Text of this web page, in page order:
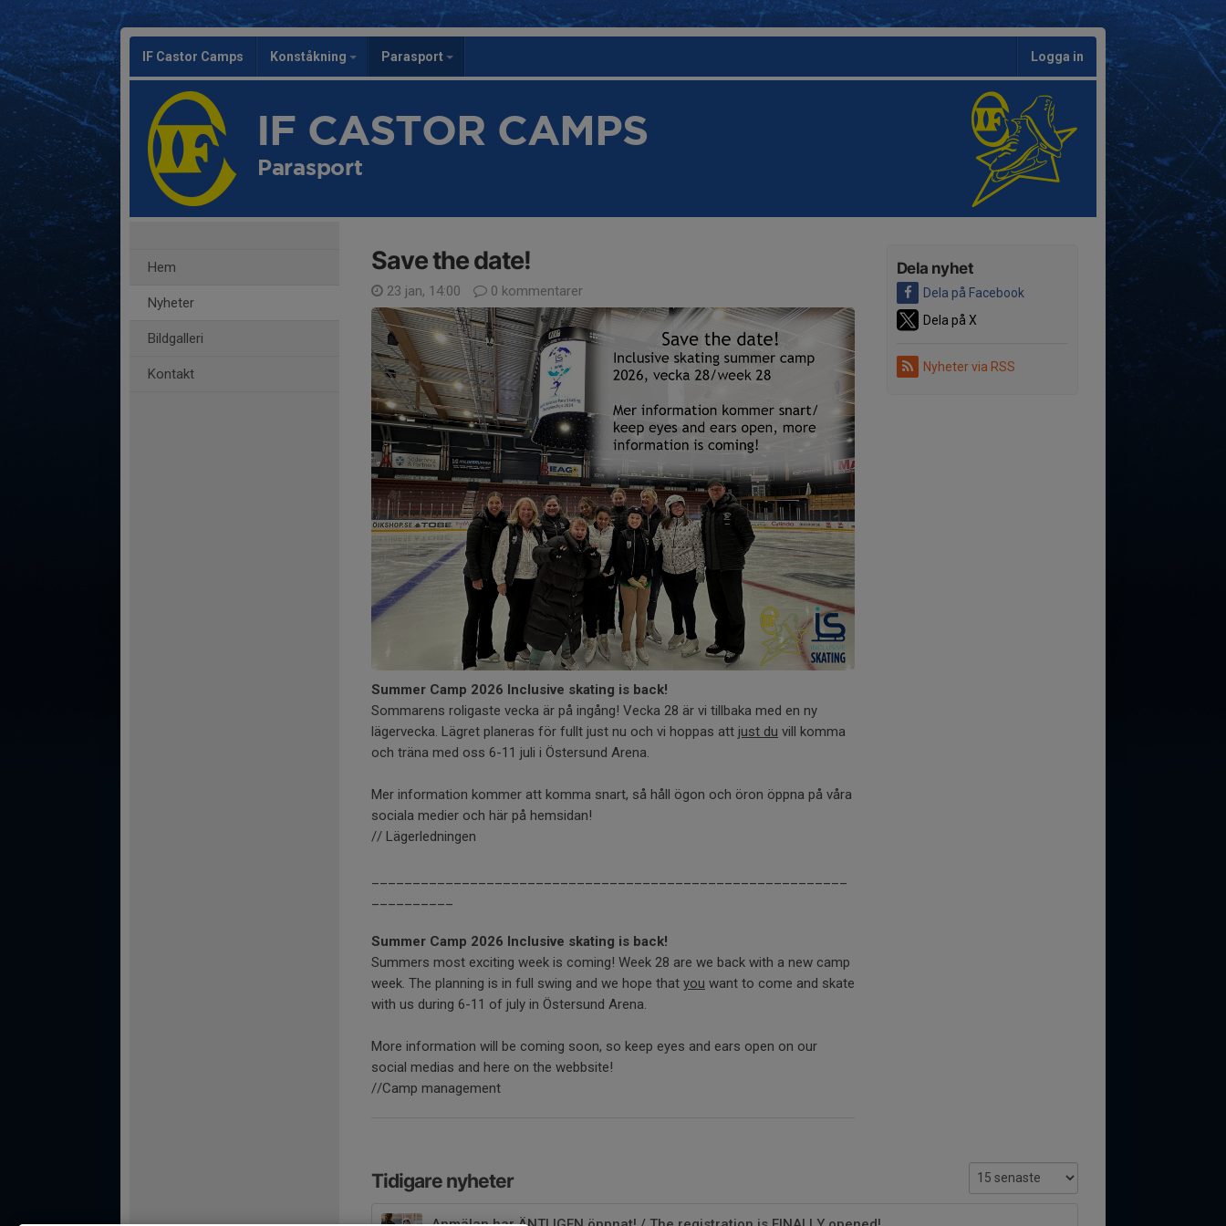
IF Castor Camps Konståkning Parasport Logga in
IF CASTOR CAMPS
Parasport
Hem
Nyheter
Bildgalleri
Kontakt
Dela nyhet
Dela på Facebook
Dela på X
Nyheter via RSS
Save the date!
23 jan, 14:00 0 kommentarer
Summer Camp 2026 Inclusive skating is back!
Sommarens roligaste vecka är på ingång! Vecka 28 är vi tillbaka med en ny
lägervecka. Lägret planeras för fullt just nu och vi hoppas att just du vill komma
och träna med oss 6-11 juli i Östersund Arena.
Mer information kommer att komma snart, så håll ögon och öron öppna på våra
sociala medier och här på hemsidan!
// Lägerledningen
Summer Camp 2026 Inclusive skating is back!
Summers most exciting week is coming! Week 28 are we back with a new camp
week. The planning is in full swing and we hope that you want to come and skate
with us during 6-11 of july in Östersund Arena.
More information will be coming soon, so keep eyes and ears open on our
social medias and here on the webbsite!
//Camp management
Tidigare nyheter